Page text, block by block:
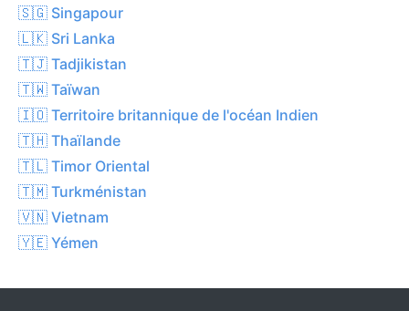
🇸🇬 Singapour
🇱🇰 Sri Lanka
🇹🇯 Tadjikistan
🇹🇼 Taïwan
🇮🇴 Territoire britannique de l'océan Indien
🇹🇭 Thaïlande
🇹🇱 Timor Oriental
🇹🇲 Turkménistan
🇻🇳 Vietnam
🇾🇪 Yémen